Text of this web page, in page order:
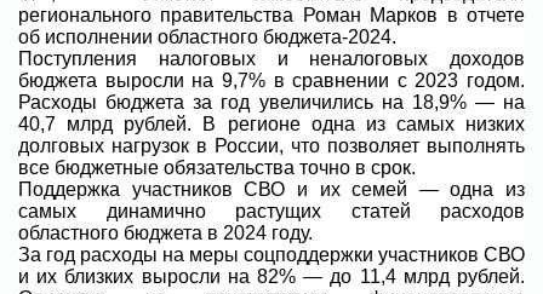
регионального правительства Роман Марков в отчете
об исполнении областного бюджета-2024.
Поступления налоговых и неналоговых доходов
бюджета выросли на 9,7% в сравнении с 2023 годом.
Расходы бюджета за год увеличились на 18,9% — на
40,7 млрд рублей. В регионе одна из самых низких
долговых нагрузок в России, что позволяет выполнять
все бюджетные обязательства точно в срок.
Поддержка участников СВО и их семей — одна из
самых динамично растущих статей расходов
областного бюджета в 2024 году.
За год расходы на меры соцподдержки участников СВО
и их близких выросли на 82% — до 11,4 млрд рублей.